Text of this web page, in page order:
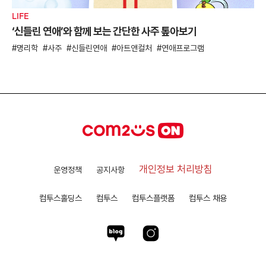
LIFE
‘신들린 연애’와 함께 보는 간단한 사주 톺아보기
명리학 사주 신들린연애 아트앤컬처 연애프로그램
운영정책 공지사항 개인정보 처리방침
컴투스홀딩스 컴투스 컴투스플랫폼 컴투스 채용